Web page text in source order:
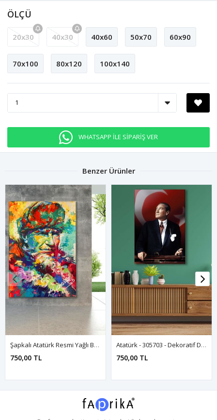
ÖLÇÜ
20x30 40x30 40x60 50x70 60x90
70x100 80x120 100x140
WHATSAPP İLE SİPARİŞ VER
Benzer Ürünler
Şapkalı Atatürk Resmi Yağlı Boya Efektli Kanvas Duvar Tablo 221459
750,00 TL
Atatürk - 305703 - Dekoratif Duvar Kanvas Tablo
750,00 TL